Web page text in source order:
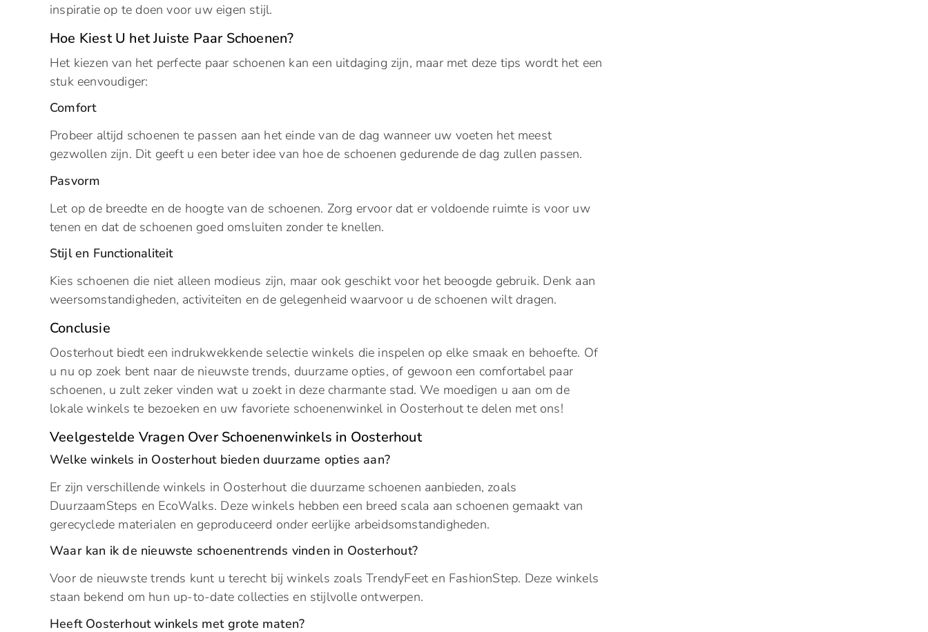
inspiratie op te doen voor uw eigen stijl.
Hoe Kiest U het Juiste Paar Schoenen?
Het kiezen van het perfecte paar schoenen kan een uitdaging zijn, maar met deze tips wordt het een
stuk eenvoudiger:
Comfort
Probeer altijd schoenen te passen aan het einde van de dag wanneer uw voeten het meest
gezwollen zijn. Dit geeft u een beter idee van hoe de schoenen gedurende de dag zullen passen.
Pasvorm
Let op de breedte en de hoogte van de schoenen. Zorg ervoor dat er voldoende ruimte is voor uw
tenen en dat de schoenen goed omsluiten zonder te knellen.
Stijl en Functionaliteit
Kies schoenen die niet alleen modieus zijn, maar ook geschikt voor het beoogde gebruik. Denk aan
weersomstandigheden, activiteiten en de gelegenheid waarvoor u de schoenen wilt dragen.
Conclusie
Oosterhout biedt een indrukwekkende selectie winkels die inspelen op elke smaak en behoefte. Of
u nu op zoek bent naar de nieuwste trends, duurzame opties, of gewoon een comfortabel paar
schoenen, u zult zeker vinden wat u zoekt in deze charmante stad. We moedigen u aan om de
lokale winkels te bezoeken en uw favoriete schoenenwinkel in Oosterhout te delen met ons!
Veelgestelde Vragen Over Schoenenwinkels in Oosterhout
Welke winkels in Oosterhout bieden duurzame opties aan?
Er zijn verschillende winkels in Oosterhout die duurzame schoenen aanbieden, zoals
DuurzaamSteps en EcoWalks. Deze winkels hebben een breed scala aan schoenen gemaakt van
gerecyclede materialen en geproduceerd onder eerlijke arbeidsomstandigheden.
Waar kan ik de nieuwste schoenentrends vinden in Oosterhout?
Voor de nieuwste trends kunt u terecht bij winkels zoals TrendyFeet en FashionStep. Deze winkels
staan bekend om hun up-to-date collecties en stijlvolle ontwerpen.
Heeft Oosterhout winkels met grote maten?